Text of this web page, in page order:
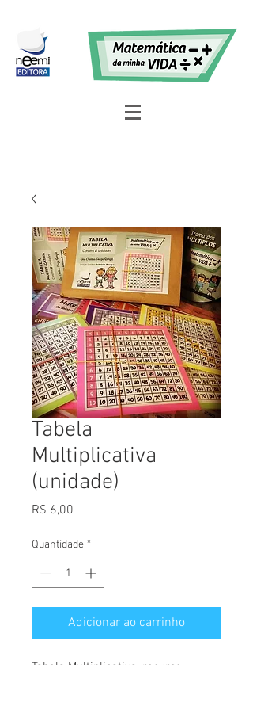
Tabela
Multiplicativa
(unidade)
R$ 6,00
Quantidade *
Adicionar ao carrinho
Tabela Multiplicativa, recurso